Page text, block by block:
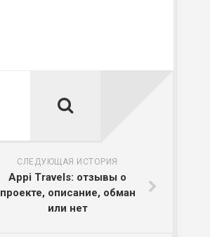
СЛЕДУЮЩАЯ ИСТОРИЯ
Appi Travels: отзывы о
проекте, описание, обман
или нет